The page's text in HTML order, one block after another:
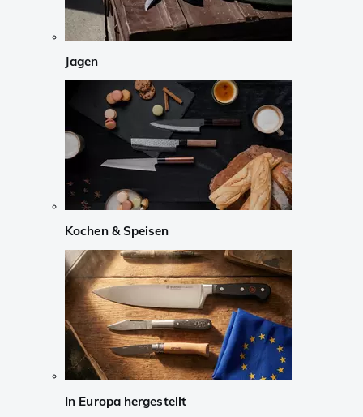
Jagen
Kochen & Speisen
In Europa hergestellt